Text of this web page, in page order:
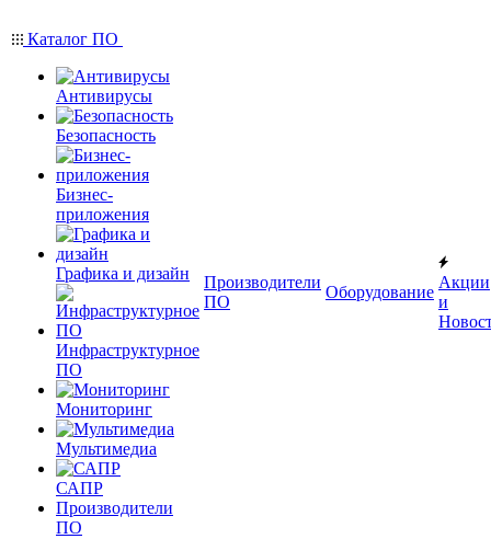
Каталог ПО
Антивирусы
Безопасность
Бизнес-
приложения
Графика и дизайн
Инфраструктурное
ПО
Мониторинг
Мультимедиа
САПР
Производители
ПО
Производители
ПО
Оборудование
Акции
и